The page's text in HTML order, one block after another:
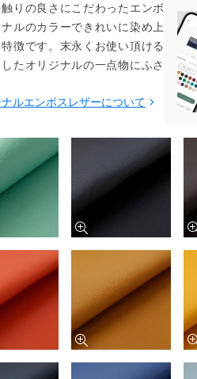
りの良さにこだわったエンボ
ルのカラーできれいに染め上
徴です。末永くお使い頂ける
たオリジナルの一点物にふさ
ルエンボスレザーについて